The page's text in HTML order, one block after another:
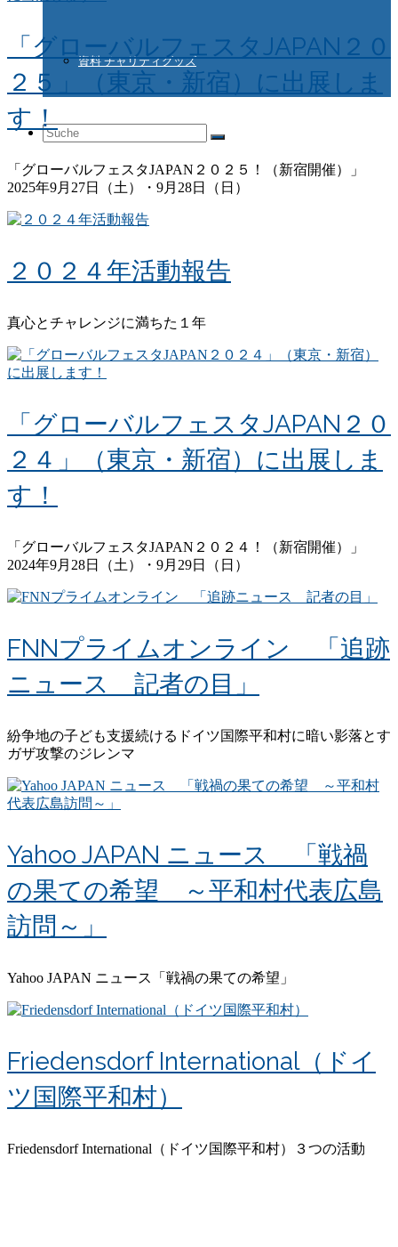
資料 チャリティグッズ
Suche
「グローバルフェスタJAPAN２０
２５」（東京・新宿）に出展しま
す！
「グローバルフェスタJAPAN２０２５！（新宿開催）」
2025年9月27日（土）・9月28日（日）
２０２４年活動報告
真心とチャレンジに満ちた１年
「グローバルフェスタJAPAN２０
２４」（東京・新宿）に出展しま
す！
「グローバルフェスタJAPAN２０２４！（新宿開催）」
2024年9月28日（土）・9月29日（日）
FNNプライムオンライン 「追跡
ニュース 記者の目」
紛争地の子ども支援続けるドイツ国際平和村に暗い影落とす
ガザ攻撃のジレンマ
Yahoo JAPAN ニュース 「戦禍
の果ての希望 ～平和村代表広島
訪問～」
Yahoo JAPAN ニュース「戦禍の果ての希望」
Friedensdorf International（ドイ
ツ国際平和村）
Friedensdorf International（ドイツ国際平和村）３つの活動